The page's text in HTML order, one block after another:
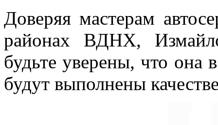
Доверяя мастерам
районах ВДНХ,
будьте уверены, что она
будут выполнены